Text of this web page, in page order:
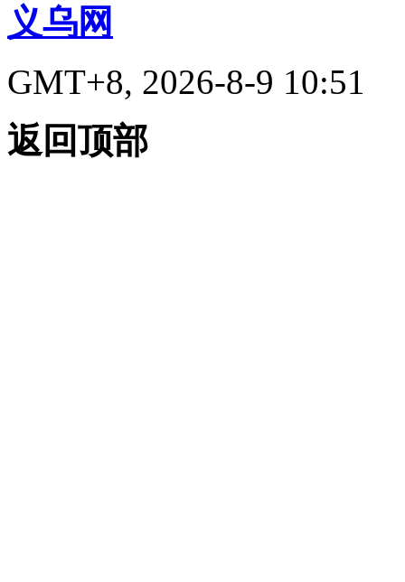
义乌网
GMT+8, 2026-8-9 10:51
返回顶部